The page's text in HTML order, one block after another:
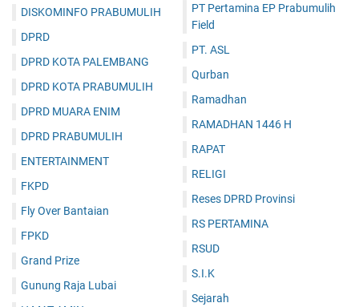
DISKOMINFO PRABUMULIH
DPRD
DPRD KOTA PALEMBANG
DPRD KOTA PRABUMULIH
DPRD MUARA ENIM
DPRD PRABUMULIH
ENTERTAINMENT
FKPD
Fly Over Bantaian
FPKD
Grand Prize
Gunung Raja Lubai
PT Pertamina EP Prabumulih
Field
PT. ASL
Qurban
Ramadhan
RAMADHAN 1446 H
RAPAT
RELIGI
Reses DPRD Provinsi
RS PERTAMINA
RSUD
S.I.K
Sejarah